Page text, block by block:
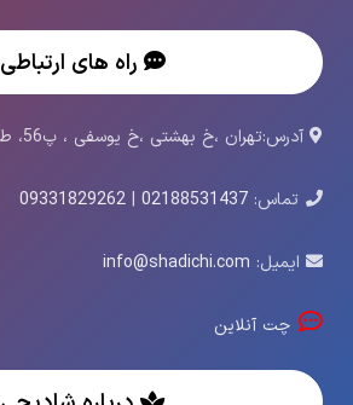
راه های ارتباطی
آدرس:تهران ،خ بهشتی ،خ یوسفی ، پ56، ط2
تماس: 02188531437
|
09331829262
ایمیل: info@shadichi.com
چت آنلاین